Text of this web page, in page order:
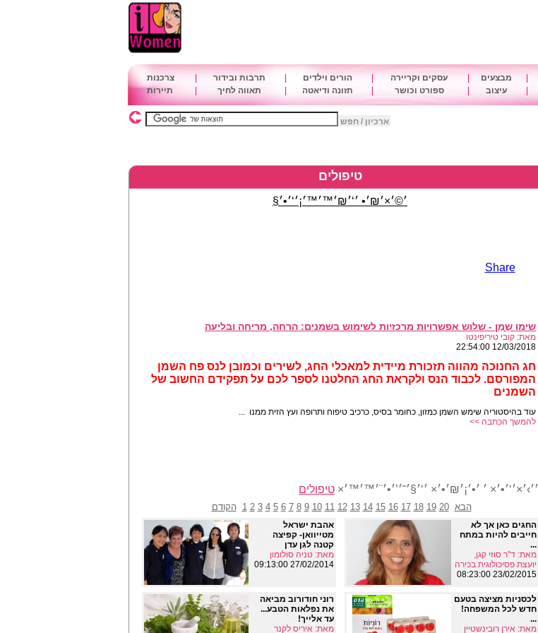
מבצעים עסקים וקריירה הורים וילדים תרבות ובידור
צרכנות
עיצוב ספורט וכושר תזונה ודיאטה תאווה לחיך תיירות
ארכיון / חפש
טיפולים
׳©׳×׳₪׳• ׳‘׳₪׳™׳™׳¡׳‘׳•׳§
Share
שימו שֶמֶן - שלוש אפשרויות מרכזיות לשימוש בשמנים: הרחה, מריחה ובליעה
מאת: קובי טיריפינטו
12/03/2018 22:54:00
חג החנוכה מהווה תזכורת מיידית למאכלי החג, לשירים וכמובן לנס פח השמן
המפורסם. לכבוד הנס ולקראת החג החלטנו לספר לכם על תפקידם החשוב של
השמנים
עוד בהיסטוריה שימש השמן כמזון, כחומר בסיס, כרכיב טיפוח ותרופה ועץ הזית ממנו ...
להמשך הכתבה >>
׳׳›׳×׳‘׳•׳× ׳ ׳•׳¡׳₪׳•׳× ׳‘׳§׳˜׳’׳•׳¨׳™׳™׳× טיפולים
הבא 1 2 3 4 5 6 7 8 9 10 11 12 13 14 15 16 17 18 19 20 הקודם
החגים כאן אך לא
חייבים להיות במתח
...
מאת: ד"ר סוזי קגן,
יועצת פסיכולוגית בכירה
23/02/2015 08:23:00
אהבת ישראל
מטייוואן- קפיצה
קטנה לגן עדן
מאת: טניה סולומון
27/02/2014 09:13:00
לכסניות מציצה בטעם
חדש לכל המשפחה!
...
מאת: אירן רובינשטיין
רוני חודורוב מביאה
את נפלאות הטבע...
עד אלייך!
מאת: איריס לקנר